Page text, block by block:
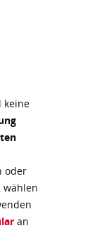
keine
oder
wählen
an